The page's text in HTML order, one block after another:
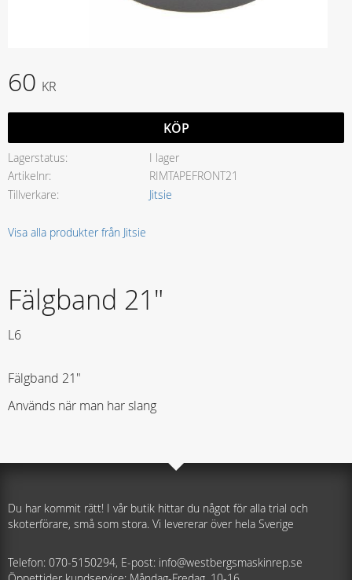
60 KR
KÖP
Lagerstatus
I lager
Artikelnr
RIMTAPEFRONT21
Tillverkare
Jitsie
Visa alla produkter från Jitsie
Fälgband 21"
L6
Fälgband 21"
Används när man har slang
Du har kommit rätt! I vår butik hittar du något för alla trial och
skoterförare, små som stora. Vi levererar över hela Sverige
Telefon: 070-5150294, E-post: info@westbergsmaskinrep.se